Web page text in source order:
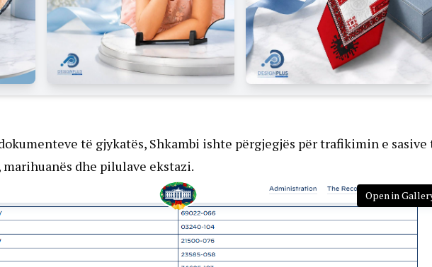
të gjykatës, Shkambi ishte përgjegjës për trafikimin e sasive
dhe pilulave ekstazi.
Open in